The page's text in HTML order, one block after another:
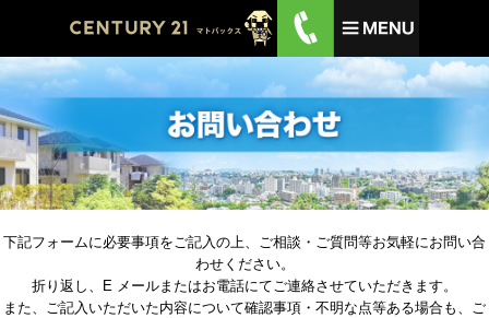
下記フォームに必要事項をご記⼊の上、ご相談・ご質問等お気軽にお問い合
わせください。
折り返し、E メールまたはお電話にてご連絡させていただきます。
また、ご記⼊いただいた内容について確認事項・不明な点等ある場合も、ご